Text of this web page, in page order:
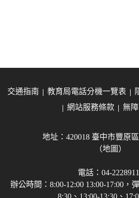
交通指南 教育局電話分機一覽表
網站服務條款
無
地址：420018 臺中市豐原
（地圖）
電話：04-
辦公時間：8:00-12:00 13:00-17:00，